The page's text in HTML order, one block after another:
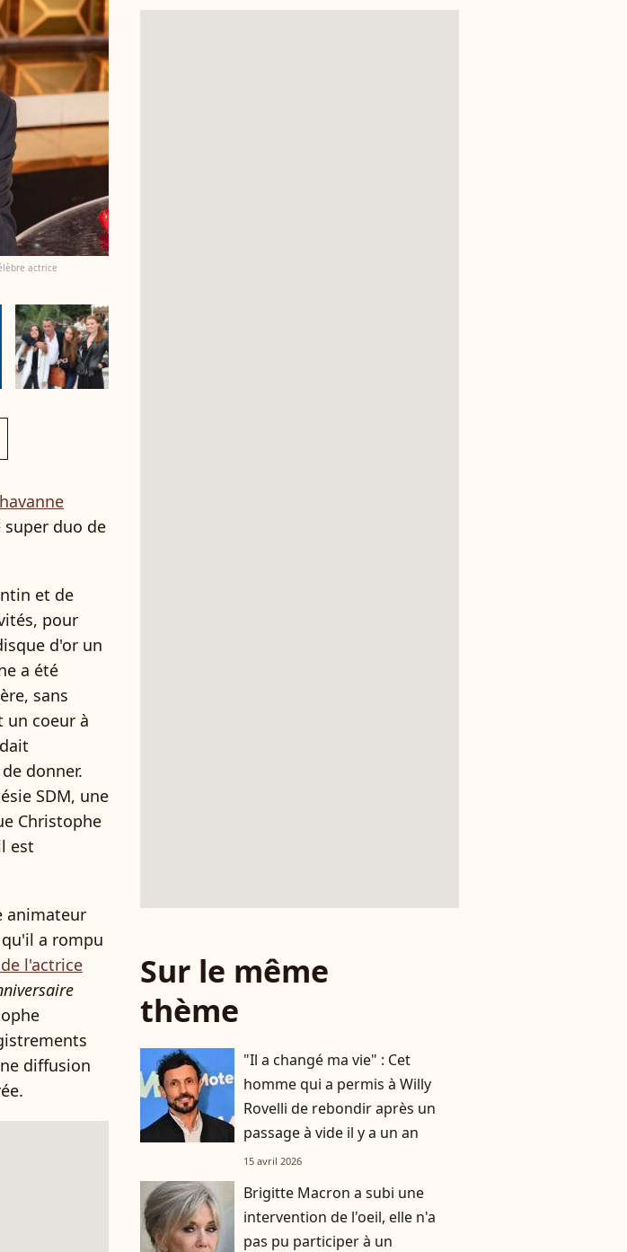
actrice
super duo de
et de
pour
d'or un
a été
sans
un coeur à
donner.
SDM, une
Christophe
est
animateur
a rompu
l'actrice
diffusion
Sur le même
thème
"Il a changé ma vie" : Cet
homme qui a permis à Willy
Rovelli de rebondir après un
passage à vide il y a un an
15 avril 2026
Brigitte Macron a subi une
intervention de l'oeil, elle n'a
pas pu participer à un